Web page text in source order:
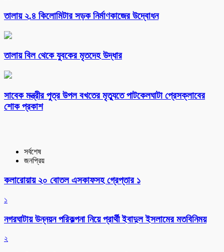
তালায় ২.৪ কিলোমিটার সড়ক নির্মাণকাজের উদ্বোধন
তালায় বিল থেকে যুবকের মৃতদেহ উদ্ধার
সাবেক মন্ত্রীর পুত্র উপল বখতের মৃত্যুতে পাটকেলঘাটা প্রেসক্লাবের
শোক প্রকাশ
সর্বশেষ
জনপ্রিয়
কলারোয়ায় ২০ বোতল এসকাফসহ গ্রেপ্তার ১
১
নগরঘাটায় উন্নয়ন পরিকল্পনা নিয়ে প্রার্থী ইবাদুল ইসলামের মতবিনিময়
২